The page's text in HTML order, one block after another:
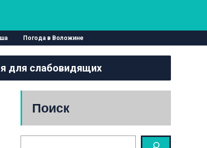
Погода в Воложине
для слабовидящих
Поиск